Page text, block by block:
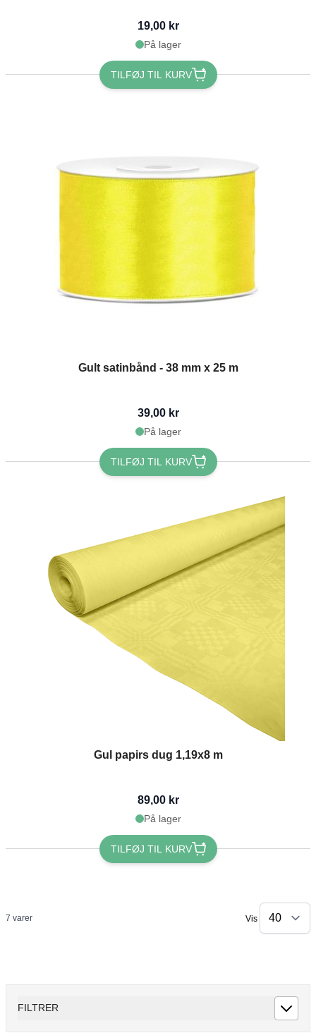
FILTRER
19,00 kr
På lager
TILFØJ TIL KURV
Gult satinbånd - 38 mm x 25 m
39,00 kr
På lager
TILFØJ TIL KURV
Gul papirs dug 1,19x8 m
89,00 kr
På lager
TILFØJ TIL KURV
7 varer Vis